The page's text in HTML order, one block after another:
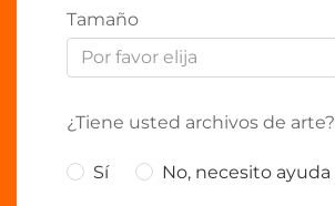
Tamaño
Por favor elija
¿Tiene usted archivos de arte?
Sí No, necesito ayuda